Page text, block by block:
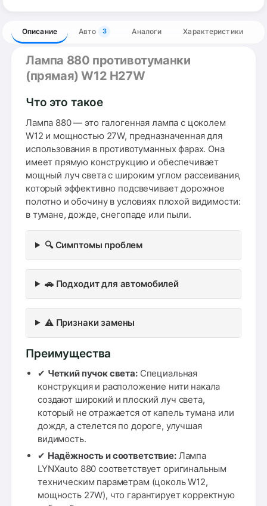
Описание Авто 3 Аналоги Характеристики
Лампа 880 противотуманки
(прямая) W12 H27W
Что это такое
Лампа 880 — это галогенная лампа с цоколем
W12 и мощностью 27W, предназначенная для
использования в противотуманных фарах. Она
имеет прямую конструкцию и обеспечивает
мощный луч света с широким углом рассеивания,
который эффективно подсвечивает дорожное
полотно и обочину в условиях плохой видимости:
в тумане, дожде, снегопаде или пыли.
🔍 Симптомы проблем
🚗 Подходит для автомобилей
⚠️ Признаки замены
Преимущества
✔ Четкий пучок света:Специальная
конструкция и расположение нити накала
создают широкий и плоский луч света,
который не отражается от капель тумана или
дождя, а стелется по дороге, улучшая
видимость.
✔ Надёжность и соответствие:Лампа
LYNXauto 880 соответствует оригинальным
техническим параметрам (цоколь W12,
мощность 27W), что гарантирует корректную